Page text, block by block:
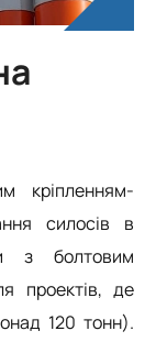
кріпленням-
силосів в
з болтовим
проектів, де
120 тонн).